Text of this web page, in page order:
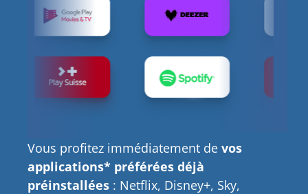
Vous profitez immédiatement de vos
applications* préférées déjà
préinstallées : Netflix, Disney+, Sky,